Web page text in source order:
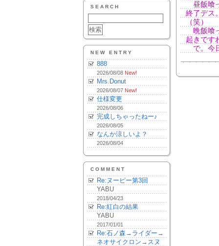
SEARCH
NEW ENTRY
888
2026/08/08 New!
Mrs.Donut
2026/08/07 New!
仕様変更
2026/08/06
完成しちゃったねー♪
2026/08/05
なんか涼しいよ？
2026/08/04
COMMENT
Re:ヌーピー第3回
YABU
2018/04/23
Re:紅白の結果
YABU
2017/01/01
Re:石ノ森→ライダー→
ネオサイクロン→スヌ
昼飯喰
終了デス
（笑）
晩飯喰
起きです
で。今